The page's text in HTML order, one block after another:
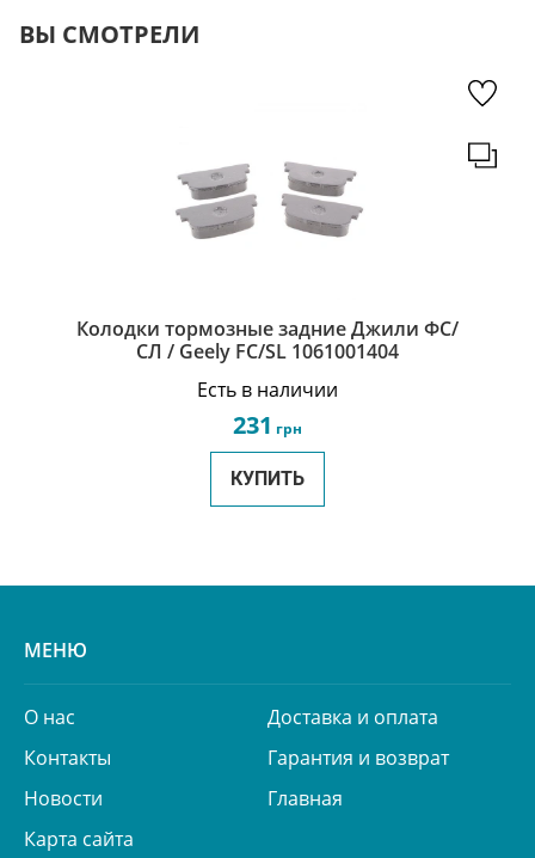
ВЫ СМОТРЕЛИ
Колодки тормозные задние Джили ФС/
СЛ / Geely FC/SL 1061001404
Есть в наличии
231 грн
КУПИТЬ
МЕНЮ
О нас
Доставка и оплата
Контакты
Гарантия и возврат
Новости
Главная
Карта сайта